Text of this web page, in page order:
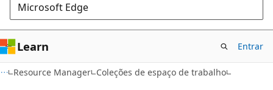
Microsoft Edge
Learn Entrar
Resource Manager Coleções de espaço de trabalho